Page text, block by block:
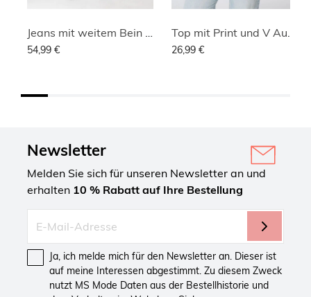
54,99 € 26,99 €
Newsletter
Melden Sie sich für unseren Newsletter an und
erhalten 10 % Rabatt auf Ihre Bestellung
Ja, ich melde mich für den Newsletter an. Dieser ist
auf meine Interessen abgestimmt. Zu diesem Zweck
nutzt MS Mode Daten aus der Bestellhistorie und